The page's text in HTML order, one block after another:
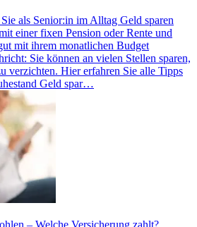
als Senior:in im Alltag Geld sparen
einer fixen Pension oder Rente und
mit ihrem monatlichen Budget
Sie können an vielen Stellen sparen,
verzichten. Hier erfahren Sie alle Tipps
Geld spar…
– Welche Versicherung zahlt?